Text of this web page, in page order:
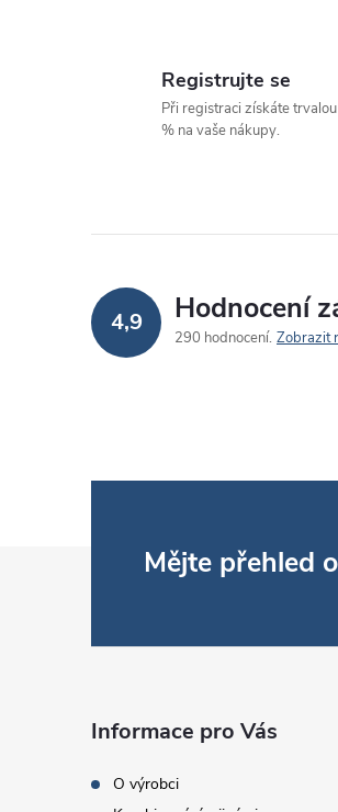
Registrujte se
Při registraci získáte
% na vaše nákupy.
4,9 Hodnocení
290 hodnocení Zobrazit
Mějte přehled
Informace pro Vás
O výrobci